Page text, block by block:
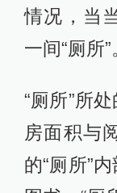
情况，当
一间“厕所”
“厕所”所
房面积与
的“厕所”